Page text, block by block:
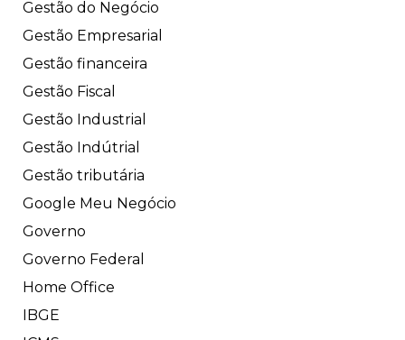
Gestão do Negócio
Gestão Empresarial
Gestão financeira
Gestão Fiscal
Gestão Industrial
Gestão Indútrial
Gestão tributária
Google Meu Negócio
Governo
Governo Federal
Home Office
IBGE